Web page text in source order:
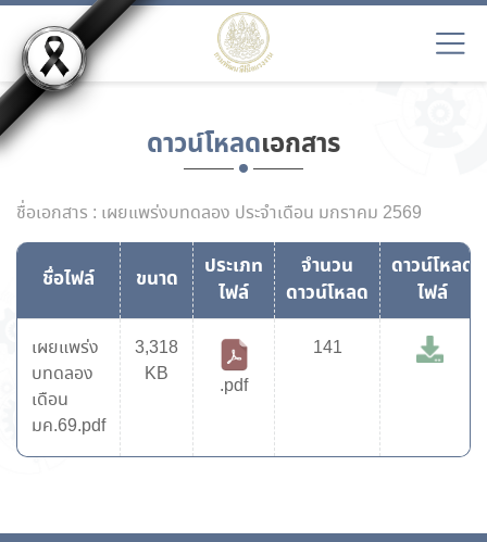
ดาวน์โหลดเอกสาร
ชื่อเอกสาร : เผยแพร่งบทดลอง ประจำเดือน มกราคม 2569
ชื่อไฟล์ ขนาด
ประเภท
ไฟล์
จำนวน
ดาวน์โหลด
ดาวน์โหลด
ไฟล์
เผยแพร่ง
บทดลอง
เดือน
มค.69.pdf
3,318
KB
.pdf
141